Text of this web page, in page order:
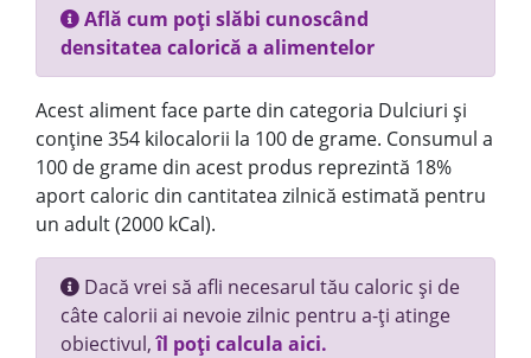
Află cum poți slăbi cunoscând
densitatea calorică a alimentelor
Acest aliment face parte din categoria Dulciuri și
conține 354 kilocalorii la 100 de grame. Consumul a
100 de grame din acest produs reprezintă 18%
aport caloric din cantitatea zilnică estimată pentru
un adult (2000 kCal).
Dacă vrei să afli necesarul tău caloric și de
câte calorii ai nevoie zilnic pentru a-ți atinge
obiectivul,îl poți calcula aici.